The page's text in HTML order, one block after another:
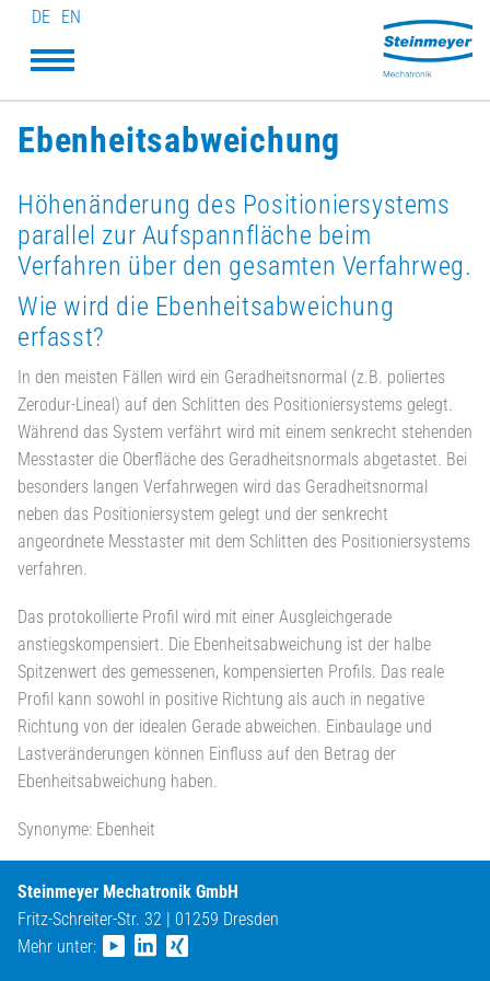
DE EN
Ebenheitsabweichung
Höhenänderung des Positioniersystems
parallel zur Aufspannfläche beim
Verfahren über den gesamten Verfahrweg.
Wie wird die Ebenheitsabweichung
erfasst?
In den meisten Fällen wird ein Geradheitsnormal (z.B. poliertes
Zerodur-Lineal) auf den Schlitten des Positioniersystems gelegt.
Während das System verfährt wird mit einem senkrecht stehenden
Messtaster die Oberfläche des Geradheitsnormals abgetastet. Bei
besonders langen Verfahrwegen wird das Geradheitsnormal
neben das Positioniersystem gelegt und der senkrecht
angeordnete Messtaster mit dem Schlitten des Positioniersystems
verfahren.
Das protokollierte Profil wird mit einer Ausgleichgerade
anstiegskompensiert. Die Ebenheitsabweichung ist der halbe
Spitzenwert des gemessenen, kompensierten Profils. Das reale
Profil kann sowohl in positive Richtung als auch in negative
Richtung von der idealen Gerade abweichen. Einbaulage und
Lastveränderungen können Einfluss auf den Betrag der
Ebenheitsabweichung haben.
Synonyme: Ebenheit
Steinmeyer Mechatronik GmbH
Fritz-Schreiter-Str. 32 | 01259 Dresden
Mehr unter: